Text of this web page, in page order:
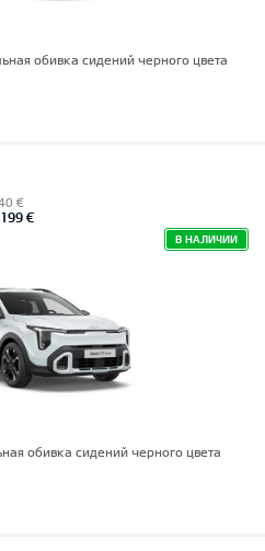
обивка сидений черного цвета
€
€
В НАЛИЧИИ
обивка сидений черного цвета